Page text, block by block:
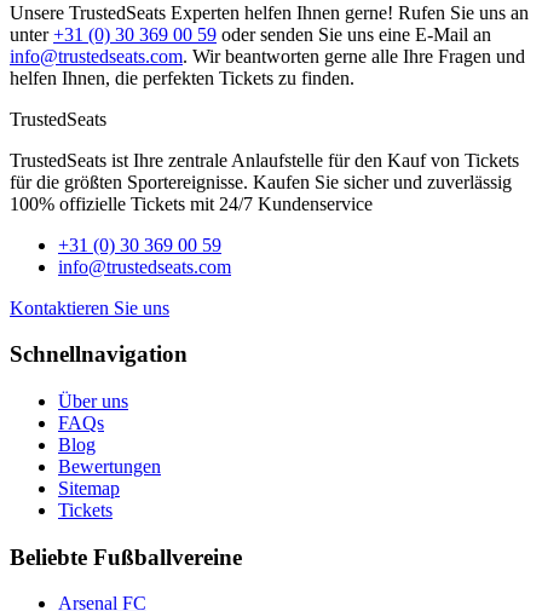
Unsere TrustedSeats Experten helfen Ihnen gerne! Rufen Sie uns an
unter+31 (0) 30 369 00 59 oder senden Sie uns eine E-Mail an
info@trustedseats.com. Wir beantworten gerne alle Ihre Fragen und
helfen Ihnen, die perfekten Tickets zu finden.
TrustedSeats
TrustedSeats ist Ihre zentrale Anlaufstelle für den Kauf von Tickets
für die größten Sportereignisse. Kaufen Sie sicher und zuverlässig
100% offizielle Tickets mit 24/7 Kundenservice
+31 (0) 30 369 00 59
info@trustedseats.com
Kontaktieren Sie uns
Schnellnavigation
Über uns
FAQs
Blog
Bewertungen
Sitemap
Tickets
Beliebte Fußballvereine
Arsenal FC